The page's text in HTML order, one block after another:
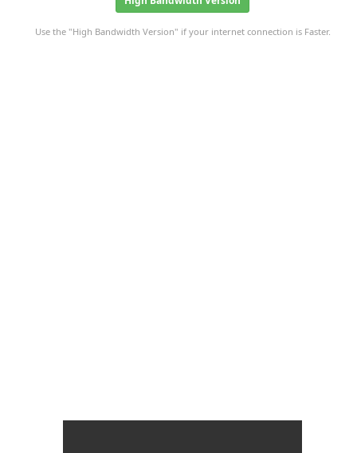
Use the "High Bandwidth Version" if your internet connection is Faster.